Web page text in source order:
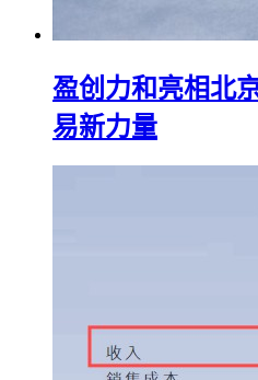
盈创力和亮相北
易新力量